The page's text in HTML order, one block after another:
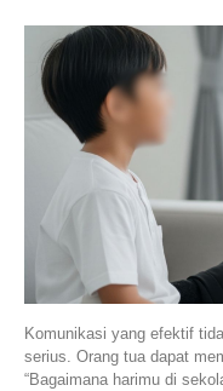
Komunikasi yang efektif
serius. Orang tua dapat
“Bagaimana harimu di